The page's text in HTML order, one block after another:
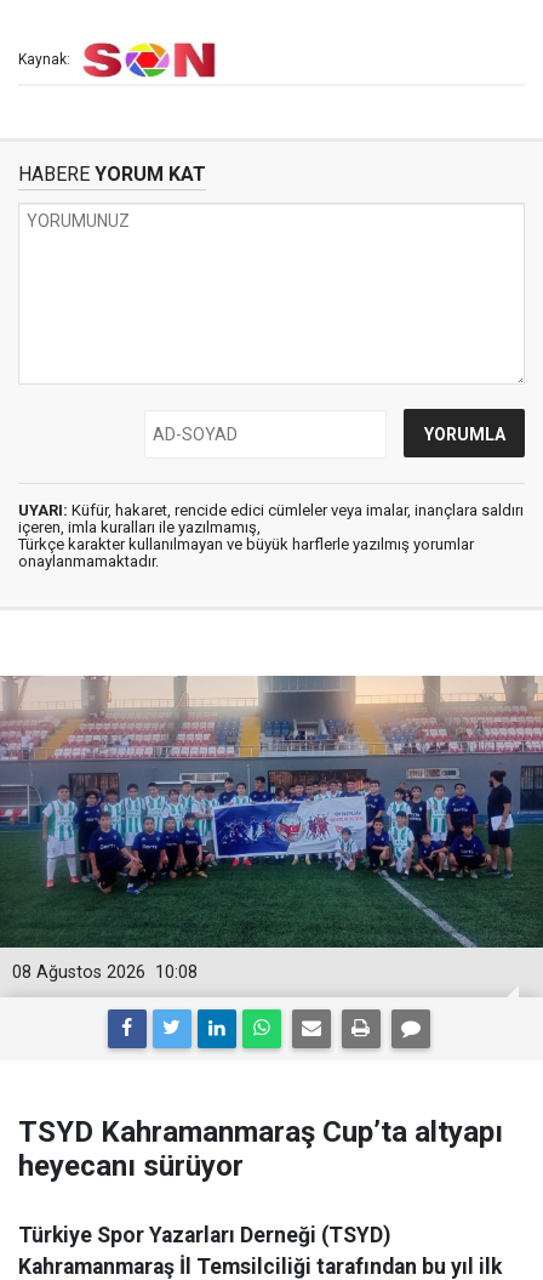
Kaynak:
HABERE YORUM KAT
UYARI: Küfür, hakaret, rencide edici cümleler veya imalar, inançlara saldırı
içeren, imla kuralları ile yazılmamış,
Türkçe karakter kullanılmayan ve büyük harflerle yazılmış yorumlar
onaylanmamaktadır.
10:08
08 Ağustos 2026
TSYD Kahramanmaraş Cup’ta altyapı
heyecanı sürüyor
Türkiye Spor Yazarları Derneği (TSYD)
Kahramanmaraş İl Temsilciliği tarafından bu yıl ilk